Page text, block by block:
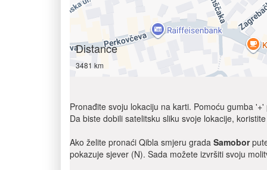
Distance
3481 km
Pronađite svoju lokaciju na karti. Pomoću gumba
Da biste dobili satelitsku sliku svoje lokacije,
Ako želite pronaći Qibla smjeru grada Samobor
pokazuje sjever (N). Sada možete izvršiti svoju